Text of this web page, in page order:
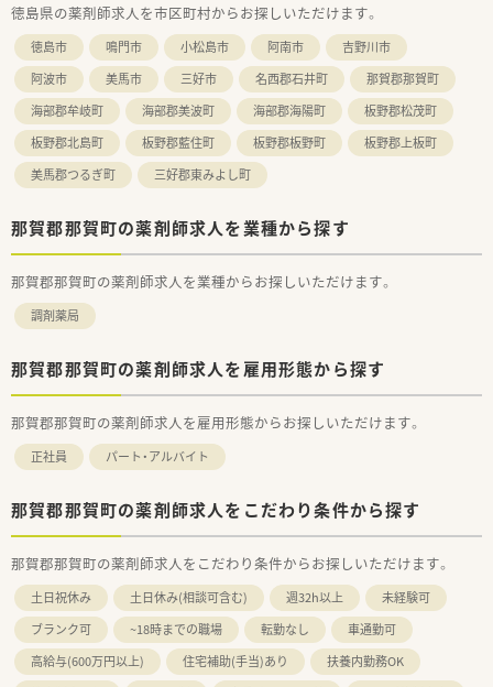
■「気軽に相談してもらえる存在」を目指し、
会社として在宅医療やセルフメディケーションにも積極的に
取り組まれています。
■各エリアにマネージャーが配置されており、ヘルプ体制もしっ
かりございます。
■子育てや介護など様々なご事情がおありの方がいらっしゃり、
様々なライフステージの方が「安心して働き続けることのでき
る職場」であることを大切にされています。
■複数店舗展開されていますが、異動などは双方ご相談の上で行
っています。
＜研修制度＞
■研修に関しては本社で受講できるものからご自宅で学習でき
るWeb研修など、
各々のスキルや環境に応じて受講できる研修体制を整備して
います。
■中途入社の方にはキャリア採用者研修として、入社初日に調剤
電子薬歴操作、調剤報酬、労務関連などの研修を実施します。
入社2～3ヶ月後には、フォローアップ研修を実施することで、
きます。
＜こんな方にもおすすめ＞
■複数店舗展開している企業を希望の方
徳島県の薬剤師求人を市区町村からお探しいただけます。
徳島市 鳴門市 小松島市 阿南市
吉野川市
阿波市
美馬市 三好市 名西郡石井町
那賀郡那賀町
海部郡牟岐町
海部郡美波町 海部郡海陽町
板野郡松茂町
板野郡北島町
板野郡藍住町 板野郡板野町
板野郡上板町
美馬郡つるぎ町
三好郡東みよし町
那賀郡那賀町の薬剤師求人を業種から探す
那賀郡那賀町の薬剤師求人を業種からお探しいただけます。
調剤薬局
那賀郡那賀町の薬剤師求人を雇用形態から探す
那賀郡那賀町の薬剤師求人を雇用形態からお探しいただけます。
正社員 パート・アルバイト
那賀郡那賀町の薬剤師求人をこだわり条件から探す
那賀郡那賀町の薬剤師求人をこだわり条件からお探しいただけます。
土日祝休み 土日休み(相談可含む) 週32h以上
未経験可
ブランク可
~18時までの職場 転勤なし
車通勤可
高給与(600万円以上)
住宅補助(手当)あり
扶養内勤務OK